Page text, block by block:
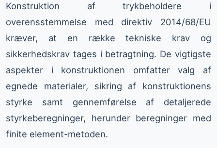
Konstruktion af trykbeholdere i
overensstemmelse med direktiv 2014/68/EU
kræver, at en række tekniske krav og
sikkerhedskrav tages i betragtning. De vigtigste
aspekter i konstruktionen omfatter valg af
egnede materialer, sikring af konstruktionens
styrke samt gennemførelse af detaljerede
styrkeberegninger, herunder beregninger med
finite element-metoden.